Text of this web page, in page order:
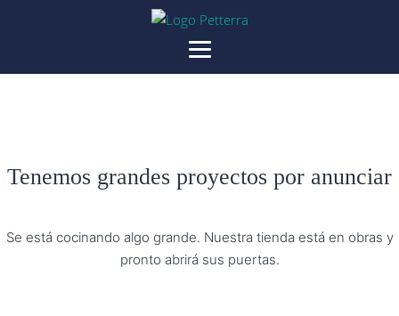
Tenemos grandes proyectos por anunciar
Se está cocinando algo grande. Nuestra tienda está en obras y
pronto abrirá sus puertas.